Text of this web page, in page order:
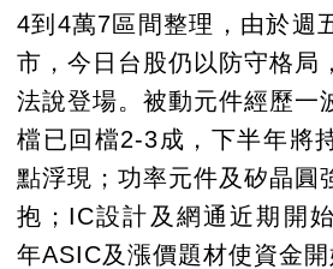
4到4萬7區間整理，由於週
市，今日台股仍以防守格局
法說登場。被動元件經歷一
檔已回檔2-3成，下半年將
點浮現；功率元件及矽晶圓
抱；IC設計及網通近期開
年ASIC及漲價題材使資金開